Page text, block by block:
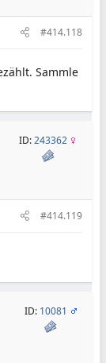
#414.118
Sammle
ID:243362
#414.119
ID: 10081